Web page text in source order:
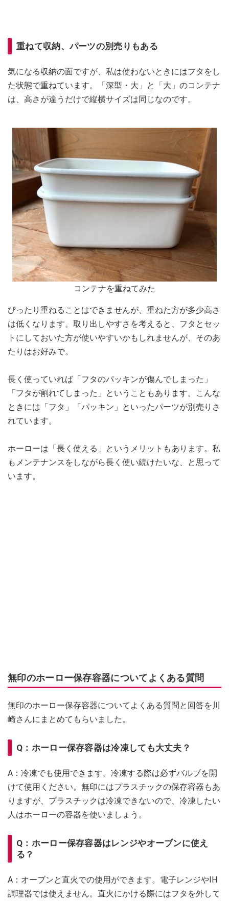
重ねて収納、パーツの別売りもある
気になる収納の面ですが、私は使わないときにはフタをし
た状態で重ねています。「深型・大」と「大」のコンテナ
は、高さが違うだけで縦横サイズは同じなのです。
コンテナを重ねてみた
ぴったり重ねることはできませんが、重ねた方が多少高さ
は低くなります。取り出しやすさを考えると、フタとセッ
トにしておいた方が使いやすいかもしれませんが、そのあ
たりはお好みで。
長く使っていれば「フタのパッキンが傷んでしまった」
「フタが割れてしまった」ということもあります。こんな
ときには「フタ」「パッキン」といったパーツが別売りさ
れています。
ホーローは「長く使える」というメリットもあります。私
もメンテナンスをしながら長く使い続けたいな、と思って
います。
無印のホーロー保存容器についてよくある質問
無印のホーロー保存容器についてよくある質問と回答を川
崎さんにまとめてもらいました。
Q：ホーロー保存容器は冷凍しても大丈夫？
A：冷凍でも使用できます。冷凍する際は必ずバルブを開
けて使用ください。無印にはプラスチックの保存容器もあ
りますが、プラスチックは冷凍できないので、冷凍したい
人はホーローの容器を使いましょう。
Q：ホーロー保存容器はレンジやオーブンに使え
る？
A：オーブンと直火での使用ができます。電子レンジやIH
調理器では使えません。直火にかける際にはフタを外して